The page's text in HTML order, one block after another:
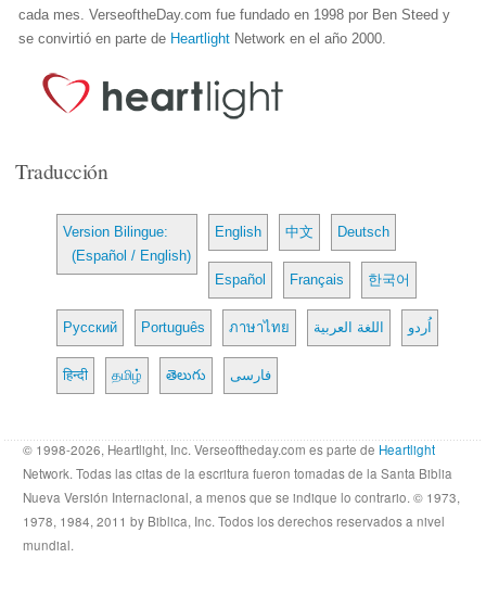
cada mes. VerseoftheDay.com fue fundado en 1998 por Ben Steed y
se convirtió en parte de Heartlight Network en el año 2000.
Traducción
Version Bilingue:
(Español / English)
English 中文 Deutsch
Español Français 한국어
Русский Português ภาษาไทย اللغة العربية اُردو
हिन्दी தமிழ் తెలుగు فارسی
© 1998-2026, Heartlight, Inc. Verseoftheday.com es parte de Heartlight
Network. Todas las citas de la escritura fueron tomadas de la Santa Biblia
Nueva Versión Internacional, a menos que se indique lo contrario. © 1973,
1978, 1984, 2011 by Biblica, Inc. Todos los derechos reservados a nivel
mundial.